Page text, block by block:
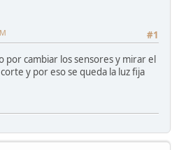
#1
por cambiar los sensores y mirar el
y por eso se queda la luz fija